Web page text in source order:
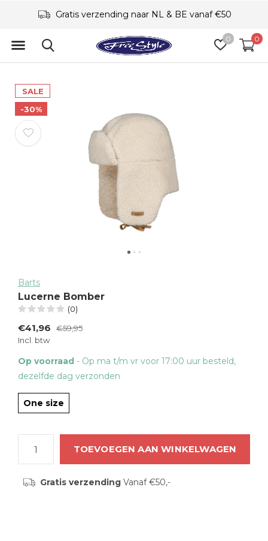
0 0
Gratis verzending naar NL & BE vanaf €50
SALE
-30%
Barts
Lucerne Bomber
(0)
€41,96
€59,95
Incl. btw
Op voorraad - Op ma t/m vr voor 17:00 uur besteld,
dezelfde dag verzonden
One size
TOEVOEGEN AAN WINKELWAGEN
Gratis verzendingVanaf €50,-